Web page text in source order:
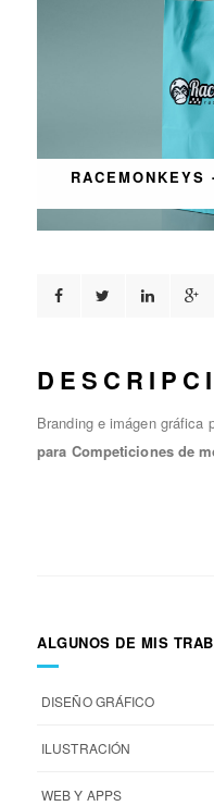
Branding e imágen gráfica
para Competiciones de
ALGUNOS DE MIS
DISEÑO GRÁFICO
ILUSTRACIÓN
WEB Y APPS